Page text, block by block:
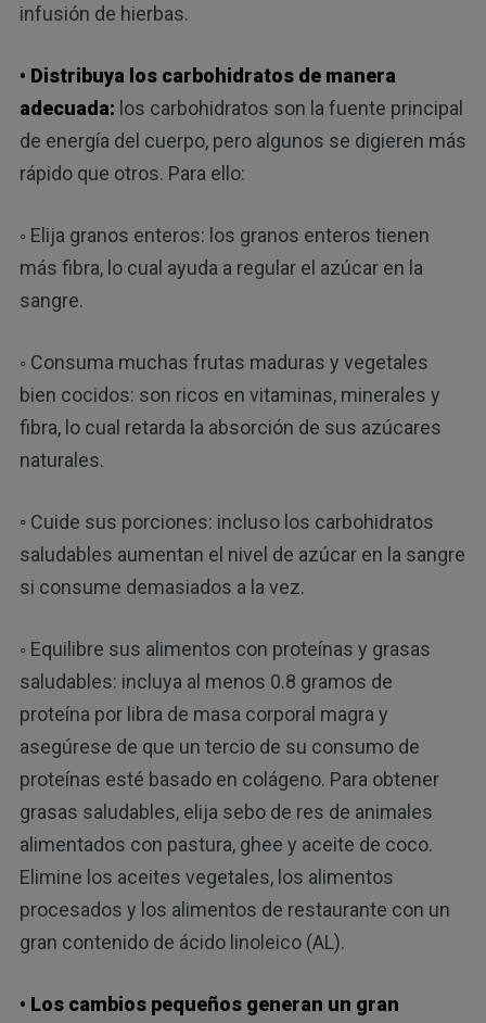
infusión de hierbas.
• Distribuya los carbohidratos de manera
adecuada: los carbohidratos son la fuente principal
de energía del cuerpo, pero algunos se digieren más
rápido que otros. Para ello:
◦ Elija granos enteros: los granos enteros tienen
más fibra, lo cual ayuda a regular el azúcar en la
sangre.
◦ Consuma muchas frutas maduras y vegetales
bien cocidos: son ricos en vitaminas, minerales y
fibra, lo cual retarda la absorción de sus azúcares
naturales.
◦ Cuide sus porciones: incluso los carbohidratos
saludables aumentan el nivel de azúcar en la sangre
si consume demasiados a la vez.
◦ Equilibre sus alimentos con proteínas y grasas
saludables: incluya al menos 0.8 gramos de
proteína por libra de masa corporal magra y
asegúrese de que un tercio de su consumo de
proteínas esté basado en colágeno. Para obtener
grasas saludables, elija sebo de res de animales
alimentados con pastura, ghee y aceite de coco.
Elimine los aceites vegetales, los alimentos
procesados y los alimentos de restaurante con un
gran contenido de ácido linoleico (AL).
• Los cambios pequeños generan un gran